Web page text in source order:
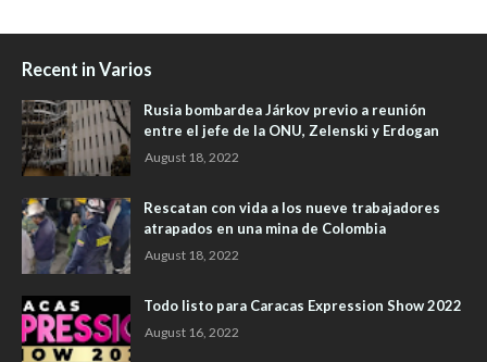
Recent in Varios
Rusia bombardea Járkov previo a reunión
entre el jefe de la ONU, Zelenski y Erdogan
August 18, 2022
Rescatan con vida a los nueve trabajadores
atrapados en una mina de Colombia
August 18, 2022
Todo listo para Caracas Expression Show 2022
August 16, 2022